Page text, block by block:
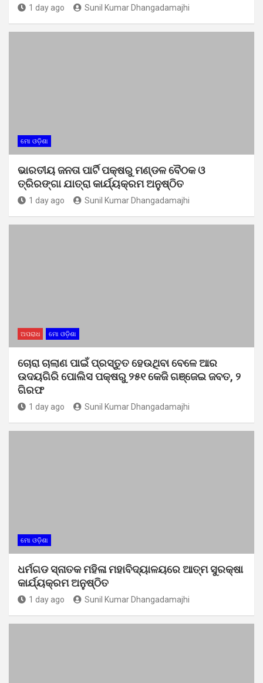
1 day ago Sunil Kumar Dhangadamajhi
ମୋ ଓଡ଼ିଶା
ଭାରତୀୟ ଜନତା ପାର୍ଟି ପକ୍ଷରୁ ମଣ୍ଡଳ ବୈଠକ ଓ
ତ୍ରିରଙ୍ଗା ଯାତ୍ରା କାର୍ଯ୍ୟକ୍ରମ ଅନୁଷ୍ଠିତ
1 day ago Sunil Kumar Dhangadamajhi
ଅପରାଧ ମୋ ଓଡ଼ିଶା
ଚୋରା ଚାଲାଣ ପାଇଁ ପ୍ରସ୍ତୁତ ହେଉଥିବା ବେଳେ ଆର
ଉଦୟଗିରି ପୋଲିସ ପକ୍ଷରୁ ୨୫୧ କେଜି ଗଞ୍ଜେଇ ଜବତ, ୨
ଗିରଫ
1 day ago Sunil Kumar Dhangadamajhi
ମୋ ଓଡ଼ିଶା
ଧର୍ମଗଡ ସ୍ନାତକ ମହିଳା ମହାବିଦ୍ୟାଳୟରେ ଆତ୍ମ ସୁରକ୍ଷା
କାର୍ଯ୍ୟକ୍ରମ ଅନୁଷ୍ଠିତ
1 day ago Sunil Kumar Dhangadamajhi